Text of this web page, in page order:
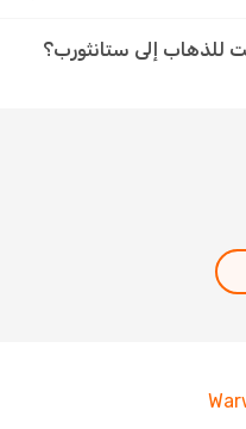
للذهاب إلى ستانثورب؟